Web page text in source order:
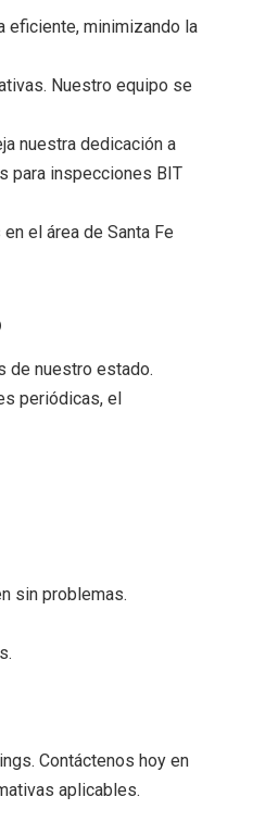
eficiente, minimizando la
Nuestro equipo se
nuestra dedicación a
para inspecciones BIT
el área de Santa Fe
de nuestro estado.
periódicas, el
sin problemas.
Contáctenos hoy en
aplicables.